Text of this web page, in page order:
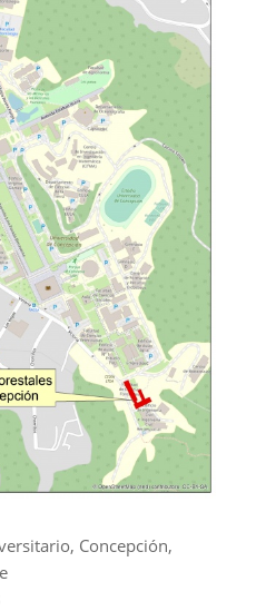
Concepción,